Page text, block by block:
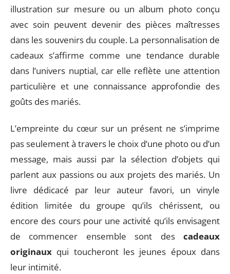
illustration sur mesure ou un album photo conçu
avec soin peuvent devenir des pièces maîtresses
dans les souvenirs du couple. La personnalisation de
cadeaux s’affirme comme une tendance durable
dans l’univers nuptial, car elle reflète une attention
particulière et une connaissance approfondie des
goûts des mariés.
L’empreinte du cœur sur un présent ne s’imprime
pas seulement à travers le choix d’une photo ou d’un
message, mais aussi par la sélection d’objets qui
parlent aux passions ou aux projets des mariés. Un
livre dédicacé par leur auteur favori, un vinyle
édition limitée du groupe qu’ils chérissent, ou
encore des cours pour une activité qu’ils envisagent
de commencer ensemble sont des cadeaux
originaux qui toucheront les jeunes époux dans
leur intimité.